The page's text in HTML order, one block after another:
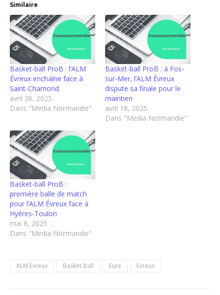
Similaire
Basket-ball ProB : l’ALM
Évreux enchaîne face à
Saint-Chamond
avril 26, 2025
Dans "Media Normandie"
Basket-ball ProB : à Fos-
sur-Mer, l’ALM Évreux
dispute sa finale pour le
maintien
avril 18, 2025
Dans "Media Normandie"
Basket-ball ProB :
première balle de match
pour l’ALM Évreux face à
Hyères-Toulon
mai 8, 2025
Dans "Media Normandie"
ALM Evreux Basket-ball Eure Evreux